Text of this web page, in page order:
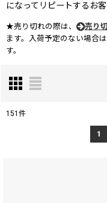
になってリピートするお
★売り切れの際は、 売り
ます。入荷予定のない場合
す。
151 件
1